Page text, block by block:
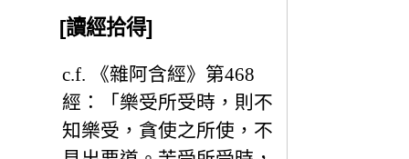
[讀經拾得]
c.f. 《雜阿含經》第468
經：「樂受所受時，則不
知樂受，貪使之所使，不